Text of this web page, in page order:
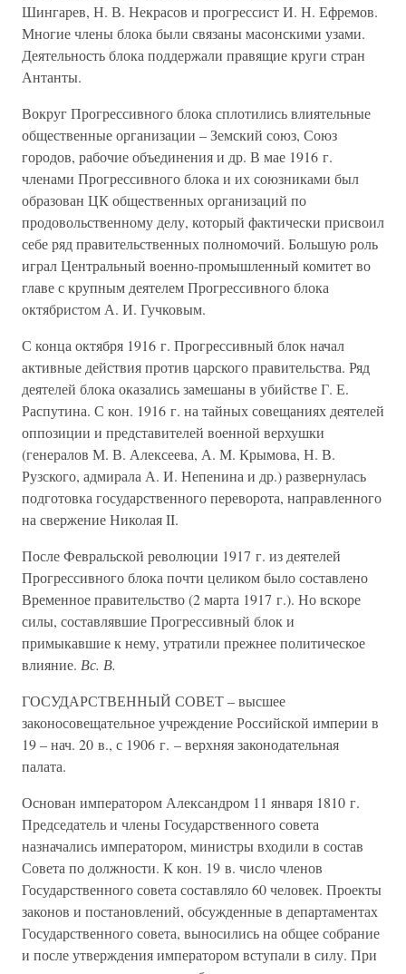
Шингарев, Н. В. Некрасов и прогрессист И. Н. Ефремов.
Многие члены блока были связаны масонскими узами.
Деятельность блока поддержали правящие круги стран
Антанты.
Вокруг Прогрессивного блока сплотились влиятельные
общественные организации – Земский союз, Союз
городов, рабочие объединения и др. В мае 1916 г.
членами Прогрессивного блока и их союзниками был
образован ЦК общественных организаций по
продовольственному делу, который фактически присвоил
себе ряд правительственных полномочий. Большую роль
играл Центральный военно-промышленный комитет во
главе с крупным деятелем Прогрессивного блока
октябристом А. И. Гучковым.
С конца октября 1916 г. Прогрессивный блок начал
активные действия против царского правительства. Ряд
деятелей блока оказались замешаны в убийстве Г. Е.
Распутина. С кон. 1916 г. на тайных совещаниях деятелей
оппозиции и представителей военной верхушки
(генералов М. В. Алексеева, А. М. Крымова, Н. В.
Рузского, адмирала А. И. Непенина и др.) развернулась
подготовка государственного переворота, направленного
на свержение Николая II.
После Февральской революции 1917 г. из деятелей
Прогрессивного блока почти целиком было составлено
Временное правительство (2 марта 1917 г.). Но вскоре
силы, составлявшие Прогрессивный блок и
примыкавшие к нему, утратили прежнее политическое
влияние. Вс. В.
ГОСУДАРСТВЕННЫЙ СОВЕТ – высшее
законосовещательное учреждение Российской империи в
19 – нач. 20 в., с 1906 г. – верхняя законодательная
палата.
Основан императором Александром 11 января 1810 г.
Председатель и члены Государственного совета
назначались императором, министры входили в состав
Совета по должности. К кон. 19 в. число членов
Государственного совета составляло 60 человек. Проекты
законов и постановлений, обсужденные в департаментах
Государственного совета, выносились на общее собрание
и после утверждения императором вступали в силу. При